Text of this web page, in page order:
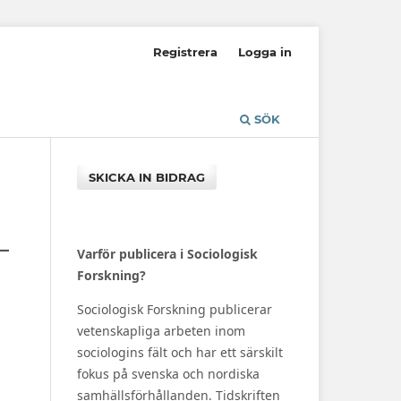
SÖK
Registrera Logga in
SKICKA IN BIDRAG
Varför publicera i Sociologisk
Forskning?
Sociologisk Forskning publicerar
vetenskapliga arbeten inom
sociologins fält och har ett särskilt
fokus på svenska och nordiska
samhällsförhållanden. Tidskriften